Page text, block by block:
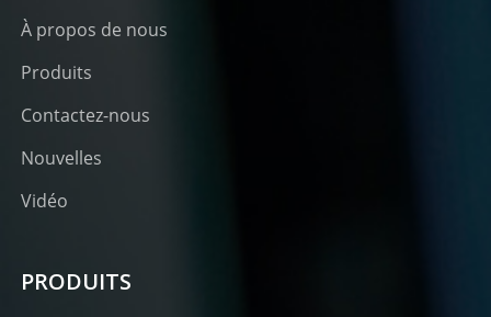
À propos de nous
Produits
Contactez-nous
Nouvelles
Vidéo
PRODUITS